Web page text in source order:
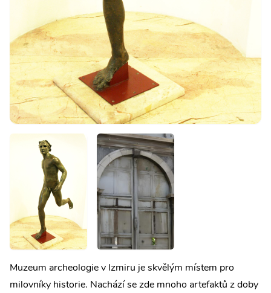
Muzeum archeologie v Izmiru je skvělým místem pro
milovníky historie. Nachází se zde mnoho artefaktů z doby